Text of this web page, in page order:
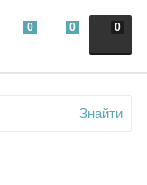
0
0 0
Знайти